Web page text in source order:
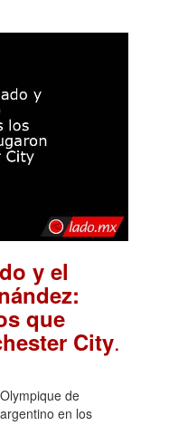
y el
que
City.
de
en los